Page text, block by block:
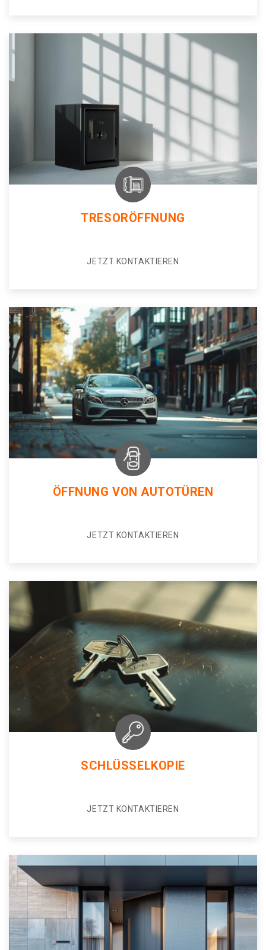
TRESORÖFFNUNG
JETZT KONTAKTIEREN
ÖFFNUNG VON AUTOTÜREN
JETZT KONTAKTIEREN
SCHLÜSSELKOPIE
JETZT KONTAKTIEREN